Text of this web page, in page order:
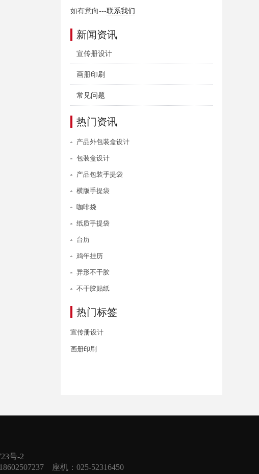
如有意向---联系我们
新闻资讯
宣传册设计
画册印刷
常见问题
热门资讯
产品外包装盒设计
包装盒设计
产品包装手提袋
横版手提袋
咖啡袋
纸质手提袋
台历
鸡年挂历
异形不干胶
不干胶贴纸
热门标签
宣传册设计
画册印刷
号-2
座机：025-52316450